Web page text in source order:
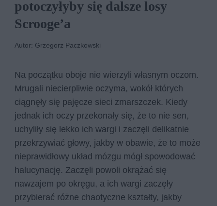
potoczyłyby się dalsze losy
Scrooge’a
Autor: Grzegorz Paczkowski
Na początku oboje nie wierzyli własnym oczom.
Mrugali niecierpliwie oczyma, wokół których
ciągnęły się pajęcze sieci zmarszczek. Kiedy
jednak ich oczy przekonały się, że to nie sen,
uchyliły się lekko ich wargi i zaczęli delikatnie
przekrzywiać głowy, jakby w obawie, że to może
nieprawidłowy układ mózgu mógł spowodować
halucynację. Zaczęli powoli okrążać się
nawzajem po okręgu, a ich wargi zaczęły
przybierać różne chaotyczne kształty, jakby